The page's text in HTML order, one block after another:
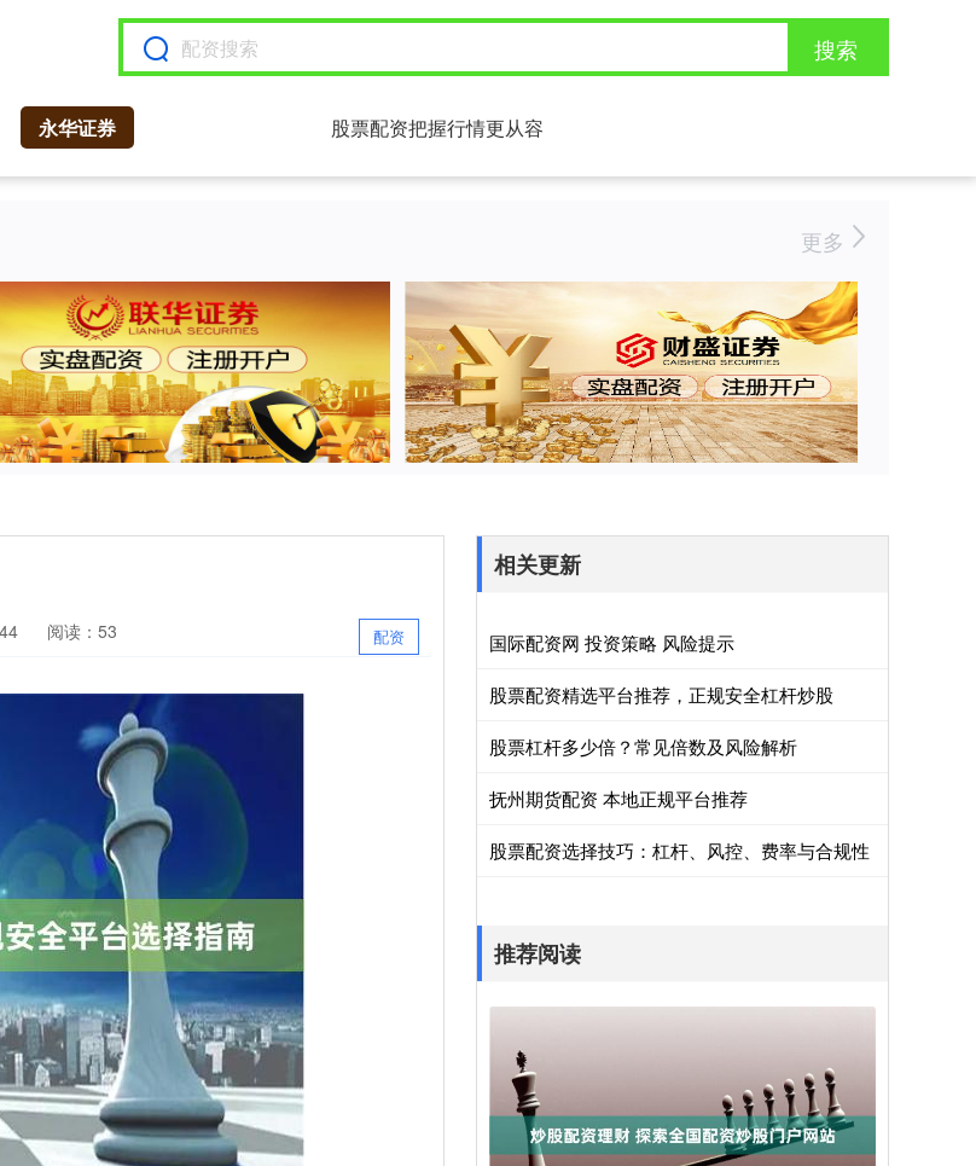
搜索
永华证券 股票配资把握行情更从容
更多
配资
阅读：53
相关更新
国际配资网 投资策略 风险提示
股票配资精选平台推荐，正规安全杠杆炒股
股票杠杆多少倍？常见倍数及风险解析
抚州期货配资 本地正规平台推荐
股票配资选择技巧：杠杆、风控、费率与合规性
推荐阅读